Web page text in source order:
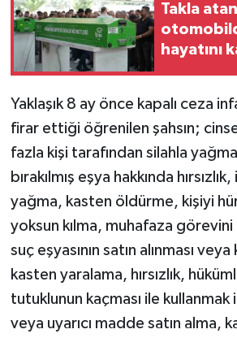
Takla atan
hayatını
Yaklaşık 8 ay önce kapalı ceza
firar ettiği öğrenilen şahsın;
fazla kişi tarafından silahla
bırakılmış eşya hakkında
yağma, kasten öldürme, kişiyi
yoksun kılma, muhafaza
suç eşyasının satın alınması
kasten yaralama, hırsızlık,
tutuklunun kaçması ile kullanmak
veya uyarıcı madde satın alma,